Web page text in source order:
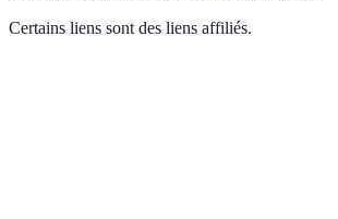
Certains liens sont des liens affiliés.